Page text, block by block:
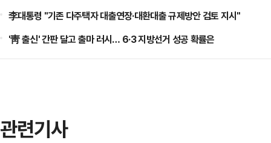
李대통령 "기존 다주택자 대출연장·대환대출 규제방안 검토 지시"
'靑 출신' 간판 달고 출마 러시… 6·3 지방선거 성공 확률은
관련기사